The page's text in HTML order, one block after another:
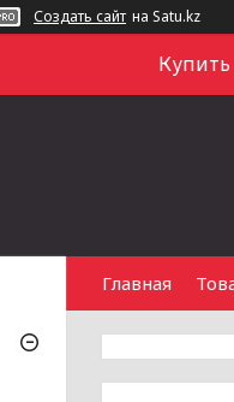
Создать сайт на Satu.kz
Главная